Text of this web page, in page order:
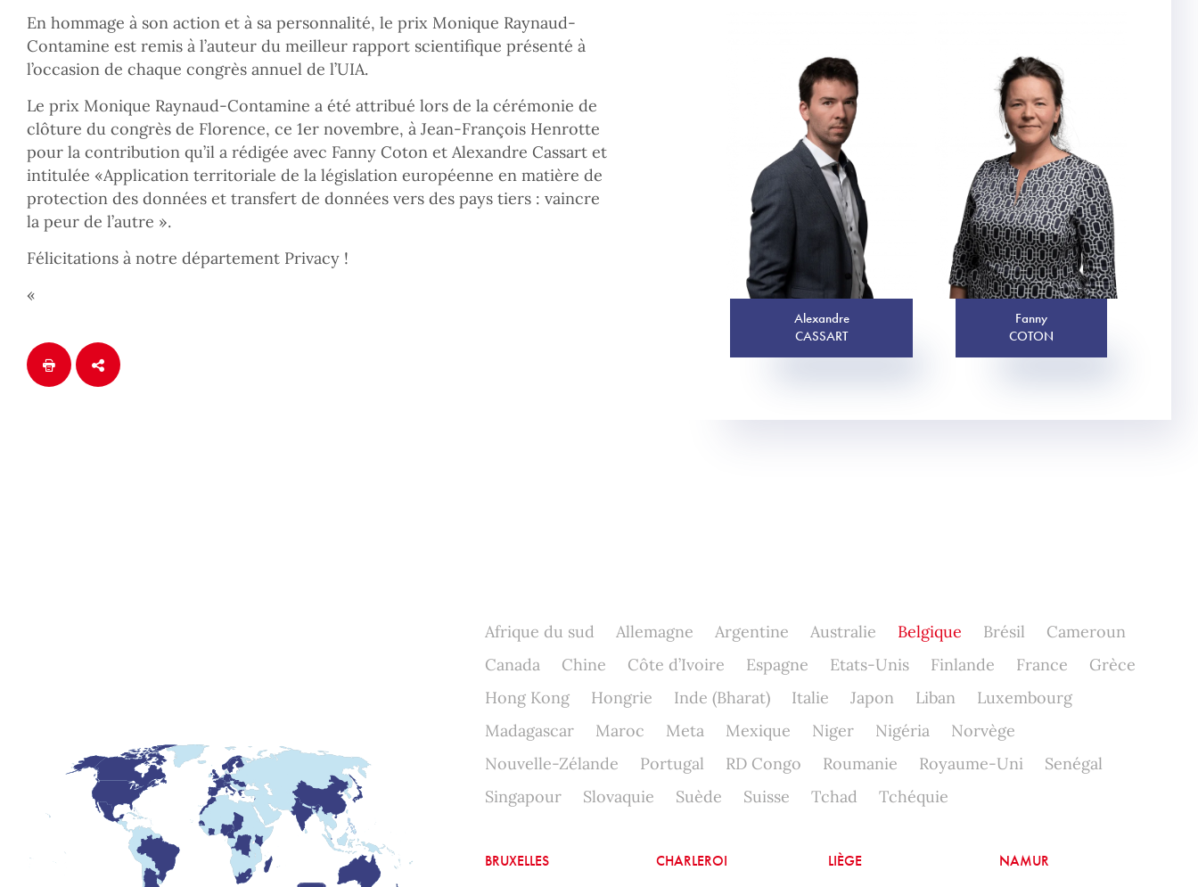
En hommage à son action et à sa personnalité, le prix Monique Raynaud-
Contamine est remis à l’auteur du meilleur rapport scientifique présenté à
l’occasion de chaque congrès annuel de l’UIA.
Le prix Monique Raynaud-Contamine a été attribué lors de la cérémonie de
clôture du congrès de Florence, ce 1er novembre, à Jean-François Henrotte
pour la contribution qu’il a rédigée avec Fanny Coton et Alexandre Cassart et
intitulée «Application territoriale de la législation européenne en matière de
protection des données et transfert de données vers des pays tiers : vaincre
la peur de l’autre ».
Félicitations à notre département Privacy !
«
Alexandre
CASSART
Fanny
COTON
Afrique du sud Allemagne Argentine Australie Belgique Brésil
Cameroun
Canada
Chine Côte d’Ivoire Espagne Etats-Unis Finlande France
Grèce
Hong Kong
Hongrie Inde (Bharat) Italie Japon Liban
Luxembourg
Madagascar
Maroc Meta Mexique Niger Nigéria
Norvège
Nouvelle-Zélande
Portugal RD Congo Roumanie Royaume-Uni
Senégal
Singapour
Slovaquie Suède Suisse Tchad Tchéquie
BRUXELLES CHARLEROI LIÈGE NAMUR